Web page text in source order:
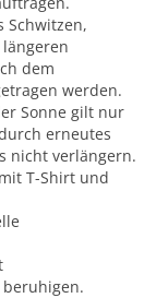
Schwitzen,
dem
werden.
Sonne gilt nur
erneutes
nicht verlängern.
T-Shirt und